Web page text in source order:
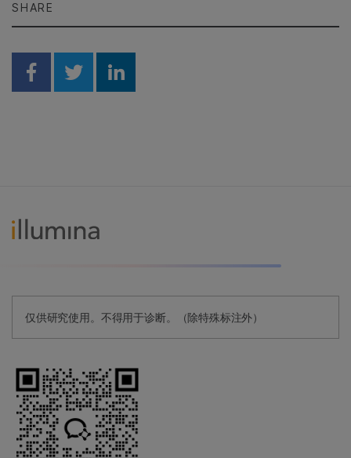
SHARE
Share on Facebook
Share on Twitter
Share on Linkedin
仅供研究使用。不得用于诊断。（除特殊标注外）